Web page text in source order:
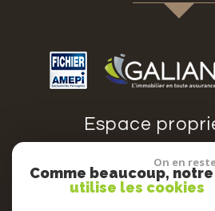
espace
On en
Comme beaucoup,
utilise les cookies